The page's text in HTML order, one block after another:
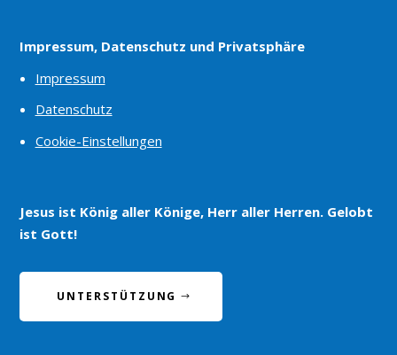
Impressum, Datenschutz und Privatsphäre
Impressum
Datenschutz
Cookie-Einstellungen
Jesus ist König aller Könige, Herr aller Herren. Gelobt
ist Gott!
UNTERSTÜTZUNG